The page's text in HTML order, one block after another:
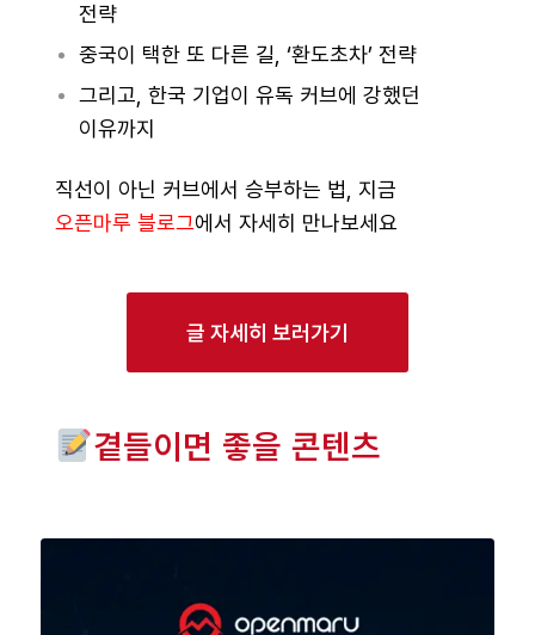
전략
중국이 택한 또 다른 길, ‘환도초차’ 전략
그리고, 한국 기업이 유독 커브에 강했던
이유까지
직선이 아닌 커브에서 승부하는 법, 지금
오픈마루 블로그에서 자세히 만나보세요
글 자세히 보러가기
곁들이면 좋을 콘텐츠